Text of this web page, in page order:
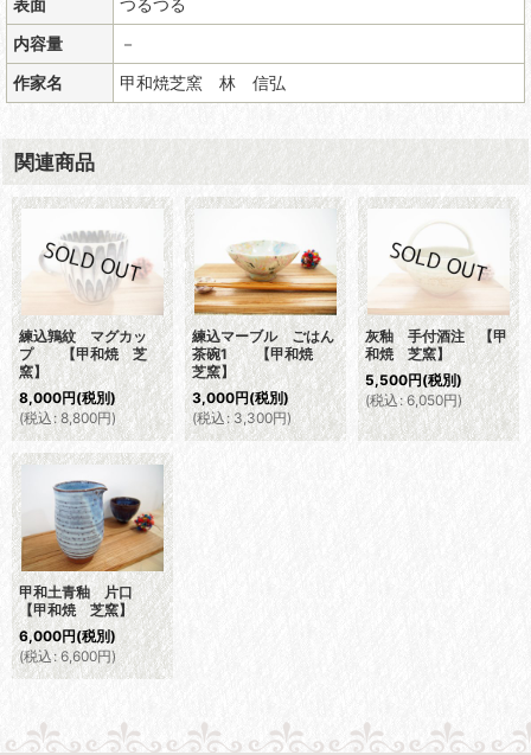
内容量
－
作家名
甲和焼芝窯 林 信弘
関連商品
練込鶉紋 マグカッ
プ 【甲和焼 芝
窯】
8,000円(税別)
(税込: 8,800円)
練込マーブル ごはん
茶碗1 【甲和焼
芝窯】
3,000円(税別)
(税込: 3,300円)
灰釉 手付酒注 【甲
和焼 芝窯】
5,500円(税別)
(税込: 6,050円)
甲和土青釉 片口
【甲和焼 芝窯】
6,000円(税別)
(税込: 6,600円)